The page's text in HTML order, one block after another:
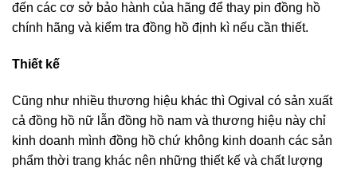
đến các cơ sở bảo hành của hãng để thay pin đồng hồ
chính hãng và kiểm tra đồng hồ định kì nếu cần thiết.
Thiết kế
Cũng như nhiều thương hiệu khác thì Ogival có sản xuất
cả đồng hồ nữ lẫn đồng hồ nam và thương hiệu này chỉ
kinh doanh mình đồng hồ chứ không kinh doanh các sản
phẩm thời trang khác nên những thiết kế và chất lượng